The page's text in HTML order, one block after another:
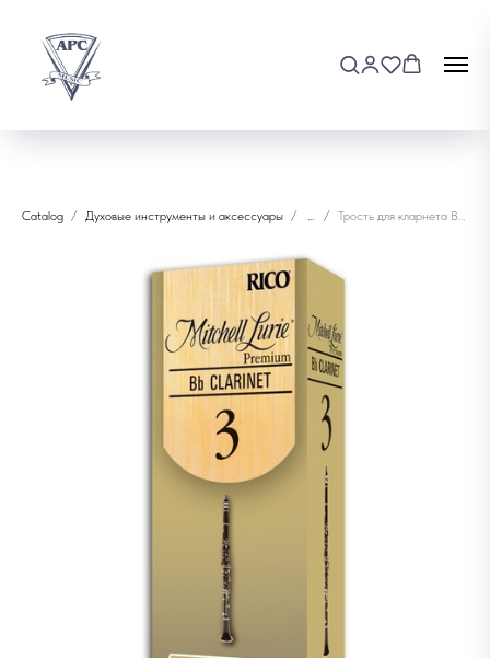
Catalog Духовые инструменты и аксессуары ... Трость для кларнета B♭Mitchell Lurie 3"